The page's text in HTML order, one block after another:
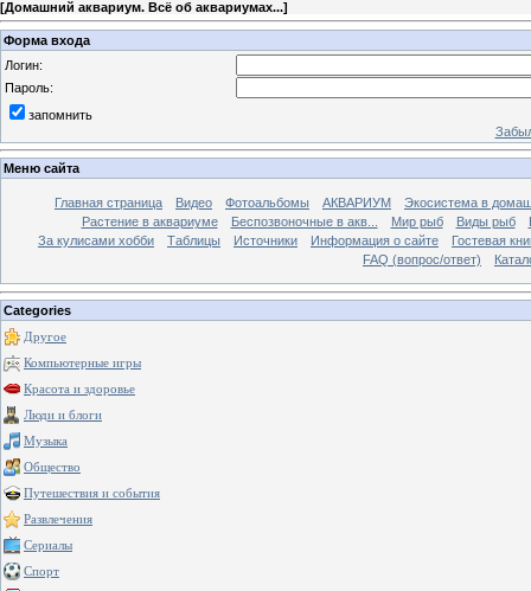
[Домашний аквариум. Всё об аквариумах...]
Форма входа
Логин:
Пароль:
запомнить
Меню сайта
Главная страница Видео Фотоальбомы АКВАРИУМ
Экосистема в
Растение в аквариуме
Беспозвоночные в акв... Мир рыб Виды рыб
За кулисами хобби
Таблицы Источники Информация о сайте
Гостевая
FAQ (вопрос/ответ)
Categories
Другое
Компьютерные игры
Красота и здоровье
Люди и блоги
Музыка
Общество
Путешествия и события
Развлечения
Сериалы
Спорт